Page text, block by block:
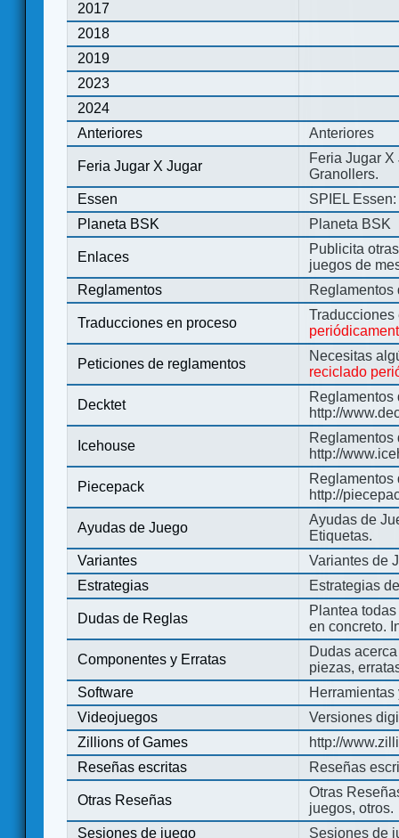
2017
2018
2019
2023
2024
Anteriores
Anteriores
Feria Jugar X Jugar
Feria Jugar
Granollers.
Essen
SPIEL
Planeta BSK
Planeta BSK
Enlaces
Publicita
juegos de
Reglamentos
Reglamentos
Traducciones en proceso
Peticiones de reglamentos
Necesitas
reciclado
Decktet
Reglamentos
http://
Icehouse
Reglamentos
http://
Piecepack
Reglamentos
http://
Ayudas de Juego
Ayudas de
Etiquetas.
Variantes
Variantes de
Estrategias
Estrategias
Dudas de Reglas
Plantea
en concreto.
Componentes y Erratas
Dudas
piezas,
Software
Videojuegos
Versiones
Zillions of Games
http://
Reseñas escritas
Reseñas
Otras Reseñas
Otras
juegos, otros.
Sesiones de juego
Sesiones de